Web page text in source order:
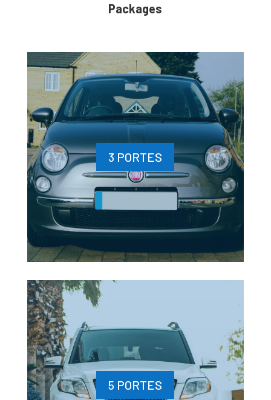
Packages
3 PORTES
5 PORTES